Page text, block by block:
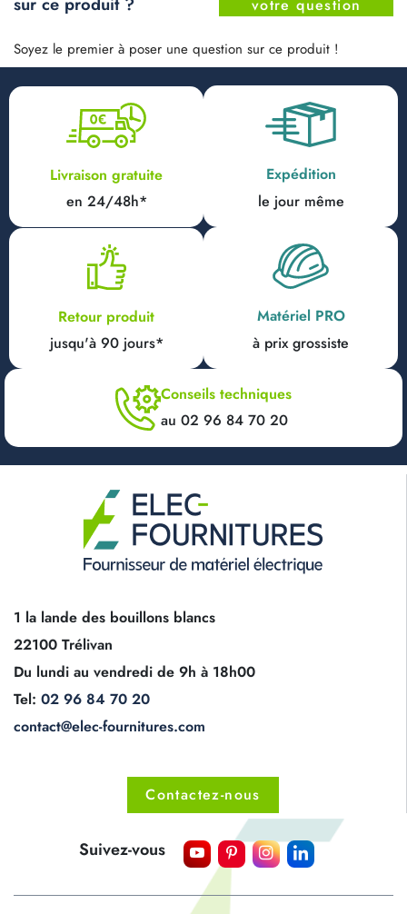
votre question
Soyez le premier à poser une question sur ce produit !
Livraison gratuite
en 24/48h*
Expédition
le jour même
Retour produit
jusqu'à 90 jours*
Matériel PRO
à prix grossiste
Conseils techniques
au 02 96 84 70 20
1 la lande des bouillons blancs
22100 Trélivan
Du lundi au vendredi de 9h à 18h00
Tel: 02 96 84 70 20
contact@elec-fournitures.com
Contactez-nous
Suivez-vous